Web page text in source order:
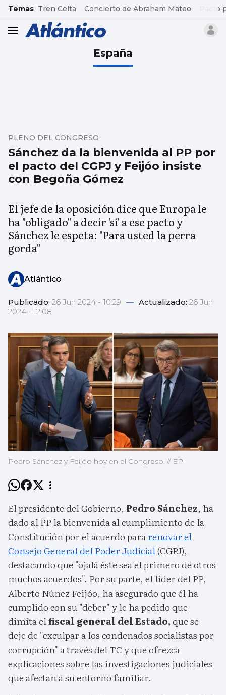
common.go-to-content
Temas Tren Celta Concierto de Abraham Mateo Pacto
header.menu.open
España
Sánchez da la bienvenida al PP por
el pacto del CGPJ y Feijóo insiste
con Begoña Gómez
PLENO DEL CONGRESO
El jefe de la oposición dice que Europa le
ha "obligado" a decir 'sí' a ese pacto y
Sánchez le espeta: "Para usted la perra
gorda"
Atlántico
Publicado: 26 Jun 2024 - 10:29 — Actualizado: 26 Jun
2024 - 12:08
Pedro Sánchez y Feijóo hoy en el Congreso. // EP
El presidente del Gobierno, Pedro Sánchez, ha
dado al PP la bienvenida al cumplimiento de la
Constitución por el acuerdo pararenovar el
Consejo General del Poder Judicial(CGPJ),
destacando que "ojalá éste sea el primero de otros
muchos acuerdos". Por su parte, el líder del PP,
Alberto Núñez Feijóo, ha asegurado que él ha
cumplido con su "deber" y le ha pedido que
dimita elfiscal general del Estado,que se
deje de "exculpar a los condenados socialistas por
corrupción" a través del TC y que ofrezca
explicaciones sobre las investigaciones judiciales
que afectan a su entorno familiar.